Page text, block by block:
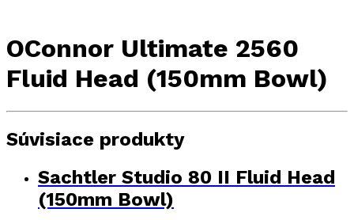
OConnor Ultimate 2560
Fluid Head (150mm Bowl)
Súvisiace produkty
Sachtler Studio 80 II Fluid Head
(150mm Bowl)